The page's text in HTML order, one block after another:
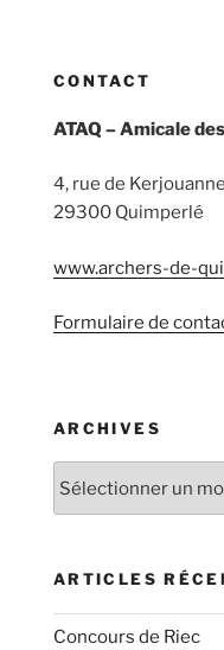
CONTACT
ATAQ – Amicale
4, rue de
29300 Quimperlé
www.archers-de-
Formulaire de
ARCHIVES
ARTICLES
Concours de Riec